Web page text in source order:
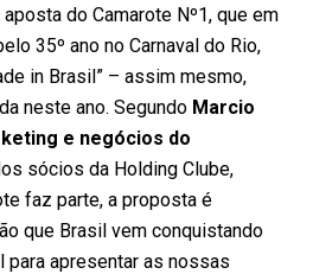
do Camarote Nº1, que em
35º ano no Carnaval do Rio,
in Brasil” – assim mesmo,
neste ano. Segundo Marcio
e negócios do
sócios da Holding Clube,
faz parte, a proposta é
que Brasil vem conquistando
para apresentar as nossas